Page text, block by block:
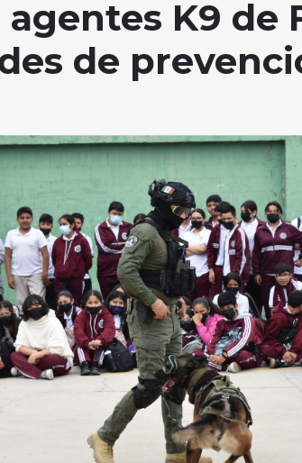
K9 de
de